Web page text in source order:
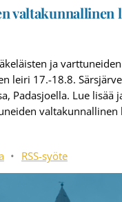
valtakunnallinen
ja varttuneiden
leiri 17.-18.8.
Padasjoella. Lue lisää
valtakunnallinen
• RSS-syöte